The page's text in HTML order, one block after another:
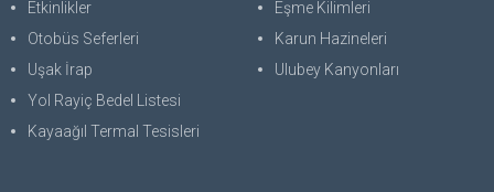
Etkinlikler
Otobüs Seferleri
Uşak İrap
Yol Rayiç Bedel Listesi
Kayaağıl Termal Tesisleri
Eşme Kilimleri
Karun Hazineleri
Ulubey Kanyonları